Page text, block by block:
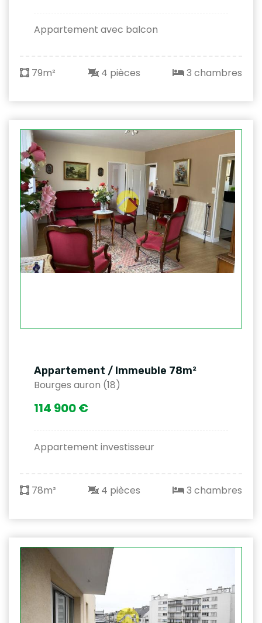
Appartement avec balcon
79m² 4 pièces 3 chambres
Appartement / Immeuble 78m²
Bourges auron (18)
114 900 €
Appartement investisseur
78m² 4 pièces 3 chambres